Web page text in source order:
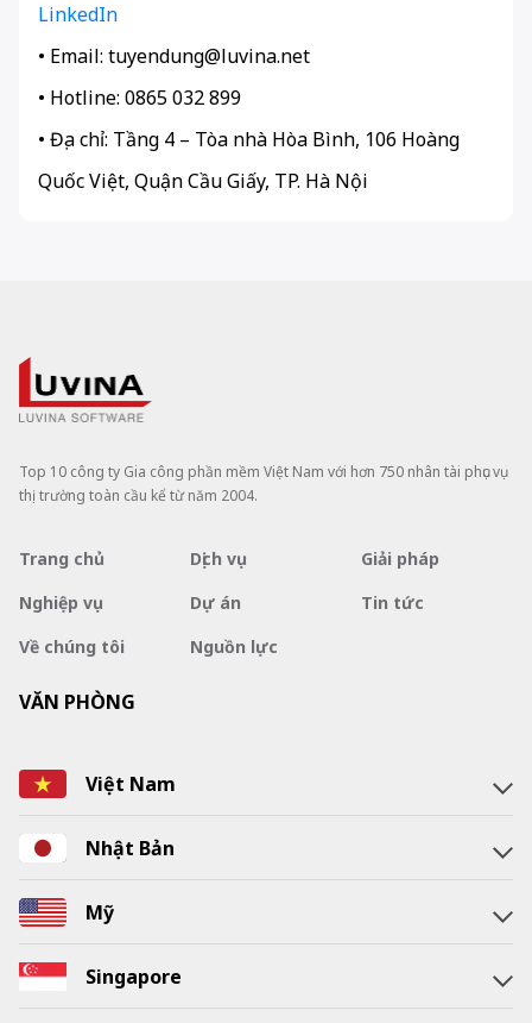
LinkedIn
• Email: tuyendung@luvina.net
• Hotline: 0865 032 899
• Địa chỉ: Tầng 4 – Tòa nhà Hòa Bình, 106 Hoàng
Quốc Việt, Quận Cầu Giấy, TP. Hà Nội
Top 10 công ty Gia công phần mềm Việt Nam với hơn 750 nhân tài phục vụ
thị trường toàn cầu kể từ năm 2004.
Trang chủ Dịch vụ
Giải pháp
Nghiệp vụ
Dự án
Tin tức
Về chúng tôi
Nguồn lực
VĂN PHÒNG
Việt Nam
Nhật Bản
Mỹ
Singapore